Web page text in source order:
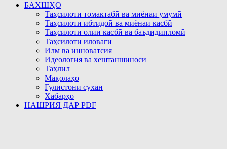
БАХШҲО
Таҳсилоти томактабӣ ва миёнаи умумӣ
Таҳсилоти ибтидоӣ ва миёнаи касбӣ
Таҳсилоти олии касбӣ ва баъдидипломӣ
Таҳсилоти иловагӣ
Илм ва инноватсия
Идеология ва хештаншиносӣ
Таҳлил
Мақолаҳо
Гулистони сухан
Хабарҳо
НАШРИЯ ДАР PDF